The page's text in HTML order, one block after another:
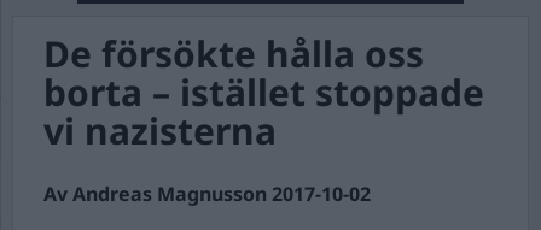
De försökte hålla oss
borta – istället stoppade
vi nazisterna
Av Andreas Magnusson 2017-10-02